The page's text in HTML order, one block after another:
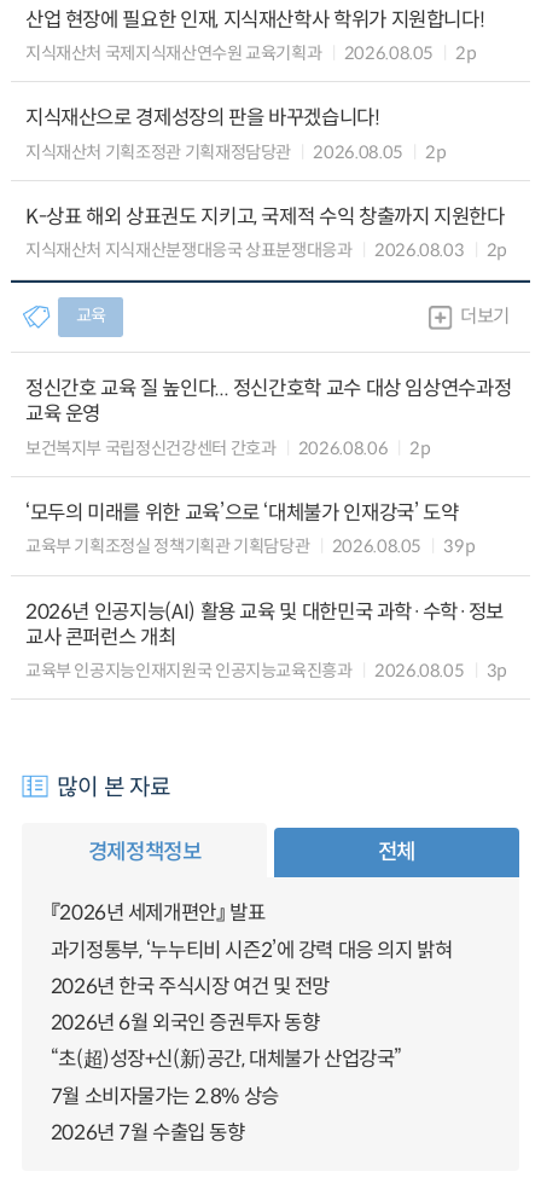
산업 현장에 필요한 인재, 지식재산학사 학위가 지원합니다!
지식재산처 국제지식재산연수원 교육기획과 2026.08.05 2p
지식재산으로 경제성장의 판을 바꾸겠습니다!
지식재산처 기획조정관 기획재정담당관 2026.08.05 2p
K-상표 해외 상표권도 지키고, 국제적 수익 창출까지 지원한다
지식재산처 지식재산분쟁대응국 상표분쟁대응과 2026.08.03 2p
교육 더보기
정신간호 교육 질 높인다... 정신간호학 교수 대상 임상연수과정
교육 운영
보건복지부 국립정신건강센터 간호과 2026.08.06 2p
‘모두의 미래를 위한 교육’으로 ‘대체불가 인재강국’ 도약
교육부 기획조정실 정책기획관 기획담당관 2026.08.05 39p
2026년 인공지능(AI) 활용 교육 및 대한민국 과학·수학·정보
교사 콘퍼런스 개최
교육부 인공지능인재지원국 인공지능교육진흥과 2026.08.05 3p
많이 본 자료
경제정책정보 전체
『2026년 세제개편안』 발표
과기정통부, ‘누누티비 시즌2’에 강력 대응 의지 밝혀
2026년 한국 주식시장 여건 및 전망
2026년 6월 외국인 증권투자 동향
“초(超)성장+신(新)공간, 대체불가 산업강국”
7월 소비자물가는 2.8% 상승
2026년 7월 수출입 동향